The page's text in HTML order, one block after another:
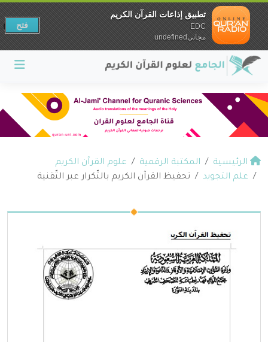
الرئيسية المكتبة الرقمية
علوم القرآن الكريم
علم التجويد
تحفيظ القرآن الكريم بالتّكرار عبر التّقنية
تطبيق إذاعات القرآن الكريم
EDC
مجانيundefined
فتح